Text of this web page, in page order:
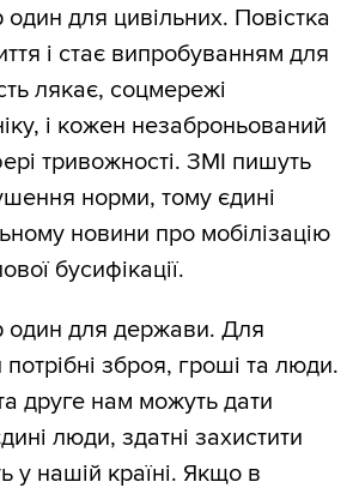
для цивільних. Повістка
і стає випробуванням для
лякає, соцмережі
і кожен незаброньований
тривожності. ЗМІ пишуть
норми, тому єдині
новини про мобілізацію
бусифікації.
один для держави. Для
потрібні зброя, гроші та люди.
друге нам можуть дати
люди, здатні захистити
у нашій країні. Якщо в